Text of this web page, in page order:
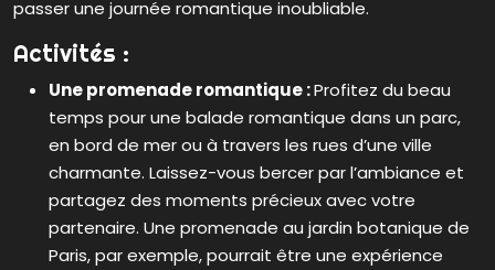
passer une journée romantique inoubliable.
Activités :
Une promenade romantique :Profitez du beau
temps pour une balade romantique dans un parc,
en bord de mer ou à travers les rues d’une ville
charmante. Laissez-vous bercer par l’ambiance et
partagez des moments précieux avec votre
partenaire. Une promenade au jardin botanique de
Paris, par exemple, pourrait être une expérience